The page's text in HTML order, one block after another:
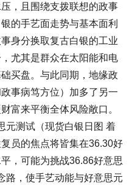
，且围绕支拨联想的政事
的手艺面走势与基本面利
身分换取复古白银的工业
尤其是群众在太阳能和电
买盘。与此同期，地缘政
事病笃方位）加多了另一
富来平衡全体风险敞口。
元测试（现货白银日图 着
员的焦点将皆集在36.30好
，可能为挑战36.86好意思
路，使手艺动能与好意思元